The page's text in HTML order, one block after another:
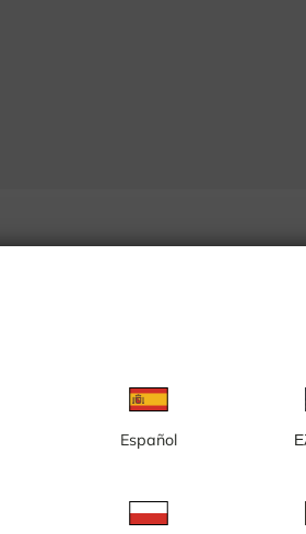
Español
Färjeläget Klintehamn